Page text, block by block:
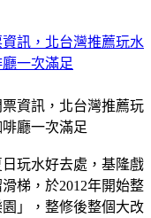
訊，北台灣推薦玩水
一次滿足
梯，於2012年開始整
」，整修後整個大改